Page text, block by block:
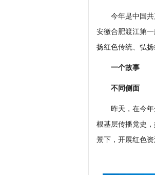
今年是中国共产
安徽合肥渡江第
扬红色传统、弘
一个故事
不同侧面
昨天，在今年全
根基层传播党史
景下，开展红色资